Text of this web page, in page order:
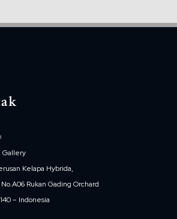
Gallery
Kelapa Hybrida,
Rukan Gading Orchard
– Indonesia